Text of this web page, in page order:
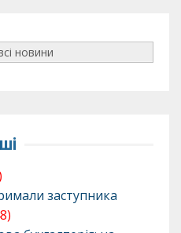
новини
заступника